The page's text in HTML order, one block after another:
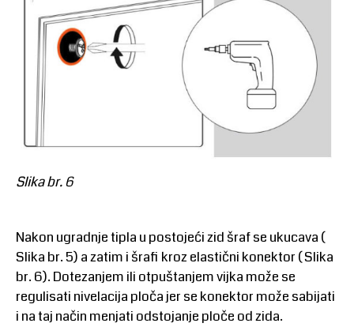
Slika br. 6
Nakon ugradnje tipla u postojeći zid šraf se ukucava (
Slika br. 5) a zatim i šrafi kroz elastični konektor ( Slika
br. 6). Dotezanjem ili otpuštanjem vijka može se
regulisati nivelacija ploča jer se konektor može sabijati
i na taj način menjati odstojanje ploče od zida.